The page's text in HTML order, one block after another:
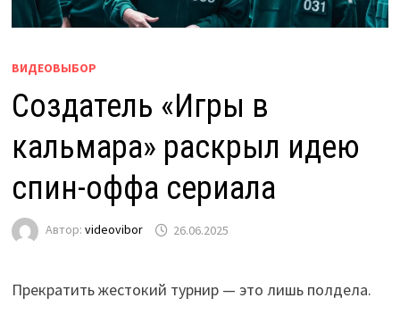
ВИДЕОВЫБОР
Создатель «Игры в
кальмара» раскрыл идею
спин-оффа сериала
Автор: videovibor 26.06.2025
Прекратить жестокий турнир — это лишь полдела.